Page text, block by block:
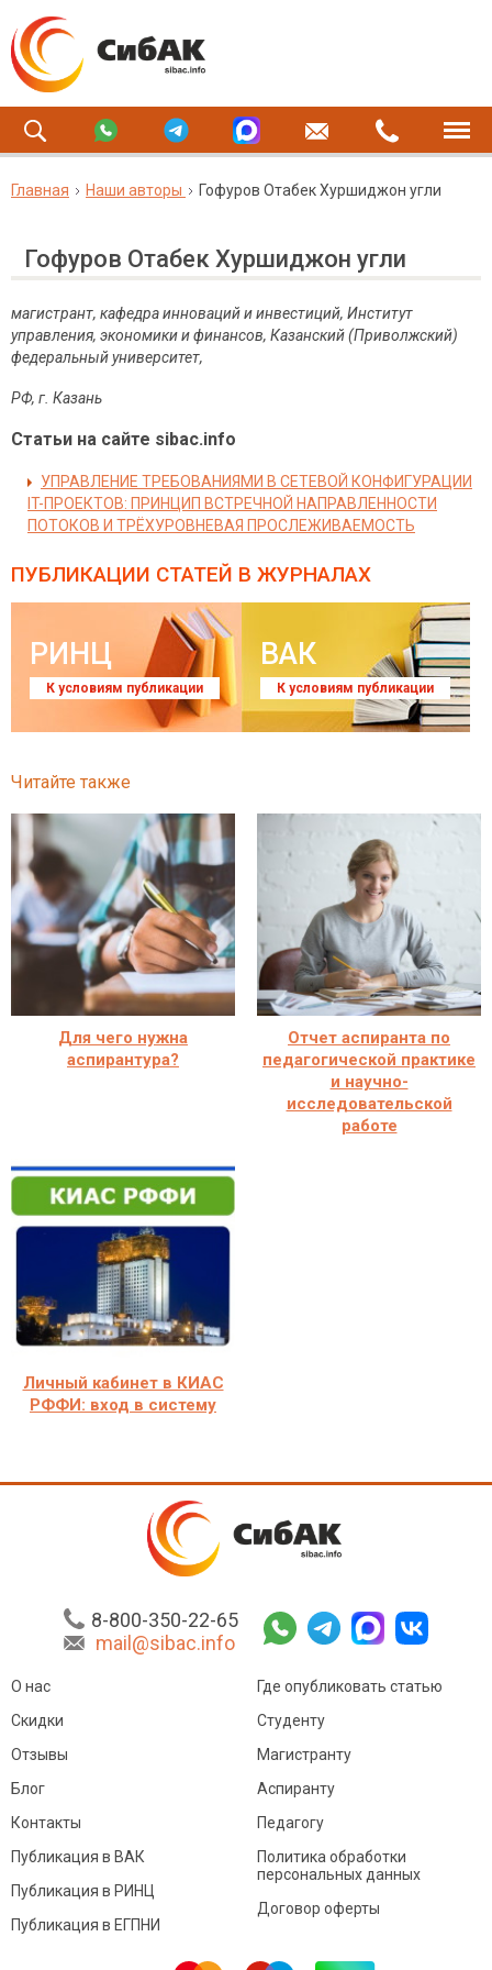
Главная Наши авторы Гофуров Отабек Хуршиджон угли
Гофуров Отабек Хуршиджон угли
магистрант, кафедра инноваций и инвестиций, Институт
управления, экономики и финансов, Казанский (Приволжский)
федеральный университет,
РФ, г. Казань
Статьи на сайте sibac.info
УПРАВЛЕНИЕ ТРЕБОВАНИЯМИ В СЕТЕВОЙ КОНФИГУРАЦИИ
IT-ПРОЕКТОВ: ПРИНЦИП ВСТРЕЧНОЙ НАПРАВЛЕННОСТИ
ПОТОКОВ И ТРЁХУРОВНЕВАЯ ПРОСЛЕЖИВАЕМОСТЬ
ПУБЛИКАЦИИ СТАТЕЙ В ЖУРНАЛАХ
РИНЦ
К условиям публикации
ВАК
К условиям публикации
Читайте также
Для чего нужна
аспирантура?
Отчет аспиранта по
педагогической практике
и научно-
исследовательской
работе
Личный кабинет в КИАС
РФФИ: вход в систему
8-800-350-22-65
mail@sibac.info
О нас
Скидки
Отзывы
Блог
Контакты
Где опубликовать статью
Студенту
Магистранту
Аспиранту
Педагогу
Публикация в ВАК
Публикация в РИНЦ
Публикация в ЕГПНИ
Политика обработки
персональных данных
Договор оферты